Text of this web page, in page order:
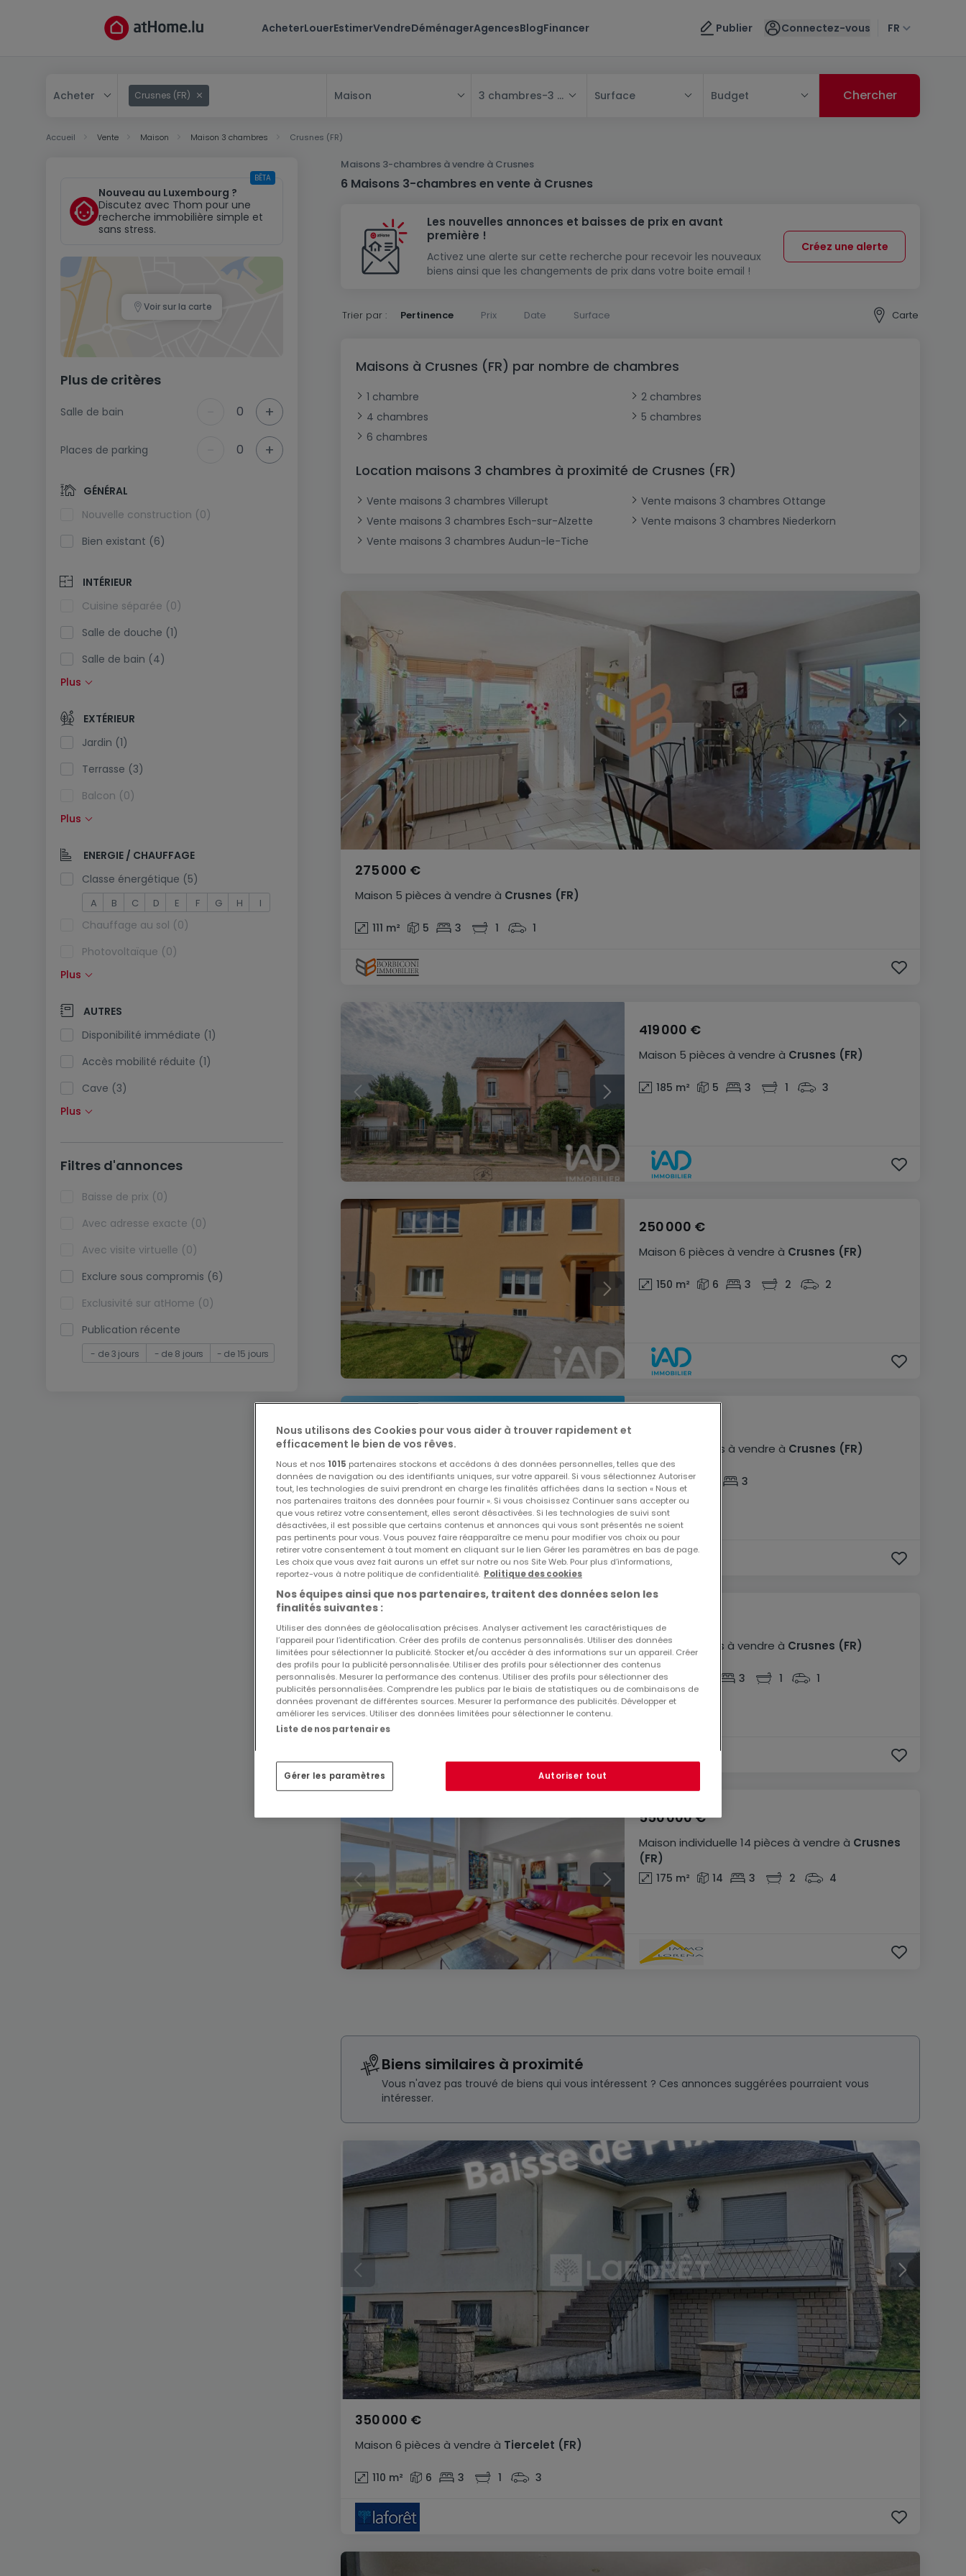
AcheterLouerEstimerVendreDéménagerAgencesBlogFinancer Publier Connectez-vous FR
Acheter Crusnes (FR) Maison
Maison
Maison mitoyenne
Maison jumelée
Bungalow
Appartement
Chambre
Studio
Résidence
Lotissement
Maison à construire
Modèle de maison
Immeuble de rapport
Restaurant
Exploitation agricole
3 chambres- 3 chambres Surface Budget
Accueil Vente Maison Maison 3 chambres Crusnes (FR)
Maisons 3-chambres à vendre à Crusnes
6 Maisons 3-chambres en vente à Crusnes
Les nouvelles annonces et baisses de prix en avant
première !
Activez une alerte sur cette recherche pour recevoir les nouveaux
biens ainsi que les changements de prix dans votre boite email !
Créez une alerte
Trier par : Pertinence Prix Date Surface Carte
Maisons à Crusnes (FR) par nombre de chambres
1 chambre
2 chambres
4 chambres
5 chambres
6 chambres
Location maisons 3 chambres à proximité de Crusnes (FR)
Vente maisons 3 chambres Villerupt
Vente maisons 3 chambres Ottange
Vente maisons 3 chambres Esch-sur-Alzette
Vente maisons 3 chambres Niederkorn
Vente maisons 3 chambres Audun-le-Tiche
Maison 5 pièces à vendre à Crusnes (FR)
275 000 €
111 m² 5 3 1 1
Maison 5 pièces à vendre à Crusnes (FR)
419 000 €
185 m² 5 3 1 3
Maison 6 pièces à vendre à Crusnes (FR)
250 000 €
150 m² 6 3 2 2
4 pièces à vendre à Crusnes (FR)
95 m² 3
Maison 6 pièces à vendre à Crusnes (FR)
275 000 €
111 3 1 1
Maison individuelle 14 pièces à vendre à Crusnes
(FR)
550 000 €
175 m² 14 3 2 4
Biens similaires à proximité
Vous n'avez pas trouvé de biens qui vous intéressent ? Ces annonces suggérées pourraient vous
intéresser.
Maison 6 pièces à vendre à Tiercelet (FR)
350 000 €
110 m² 6 3 1 3
Nouveau au Luxembourg ?
Discutez avec Thom pour une
recherche immobilière simple et
sans stress.
BÊTA
Voir sur la carte
Plus de critères
Salle de bain 0 +
Places de parking 0 +
GÉNÉRAL
Nouvelle construction (0)
Bien existant (6)
INTÉRIEUR
Cuisine séparée (0)
Salle de douche (1)
Salle de bain (4)
Cuisine équipée (2)
Cuisine ouverte (1)
Toilettes séparées (5)
Plus
EXTÉRIEUR
Jardin (1)
Terrasse (3)
Balcon (0)
Piscine (0)
Exposition sud (0)
Prise électrique dans le parking (0)
Plus
ENERGIE / CHAUFFAGE
Classe énergétique (5)
A B C D E F G H I
Chauffage au sol (0)
Photovoltaïque (0)
Panneaux solaires (0)
Pompe à chaleur (0)
Climatisation (0)
Fibre optique (0)
Plus
AUTRES
Disponibilité immédiate (1)
Accès mobilité réduite (1)
Cave (3)
Grenier (0)
Ascenseur (0)
Viager (0)
Biens de vacances (0)
Plus
Filtres d'annonces
Baisse de prix (0)
Avec adresse exacte (0)
Avec visite virtuelle (0)
Exclure sous compromis (6)
Exclusivité sur atHome (0)
Publication récente
- de 3 jours - de 8 jours - de 15 jours
Nous utilisons des Cookies pour vous aider à trouver rapidement et
efficacement le bien de vos rêves.
Nous et nos 1015 partenaires stockons et accédons à des données personnelles, telles que des
données de navigation ou des identifiants uniques, sur votre appareil. Si vous sélectionnez Autoriser
tout, les technologies de suivi prendront en charge les finalités affichées dans la section « Nous et
nos partenaires traitons des données pour fournir ». Si vous choisissez Continuer sans accepter ou
que vous retirez votre consentement, elles seront désactivées. Si les technologies de suivi sont
désactivées, il est possible que certains contenus et annonces qui vous sont présentés ne soient
pas pertinents pour vous. Vous pouvez faire réapparaître ce menu pour modifier vos choix ou pour
retirer votre consentement à tout moment en cliquant sur le lien Gérer les paramètres en bas de page.
Les choix que vous avez fait aurons un effet sur notre ou nos Site Web. Pour plus d’informations,
reportez-vous à notre politique de confidentialité. Politique des cookies
Nos équipes ainsi que nos partenaires, traitent des données selon les
finalités suivantes :
Utiliser des données de géolocalisation précises. Analyser activement les caractéristiques de
l’appareil pour l’identification. Créer des profils de contenus personnalisés. Utiliser des données
limitées pour sélectionner la publicité. Stocker et/ou accéder à des informations sur un appareil. Créer
des profils pour la publicité personnalisée. Utiliser des profils pour sélectionner des contenus
personnalisés. Mesurer la performance des contenus. Utiliser des profils pour sélectionner des
publicités personnalisées. Comprendre les publics par le biais de statistiques ou de combinaisons de
données provenant de différentes sources. Mesurer la performance des publicités. Développer et
améliorer les services. Utiliser des données limitées pour sélectionner le contenu.
Liste de nos partenaires
Gérer les paramètres Autoriser tout